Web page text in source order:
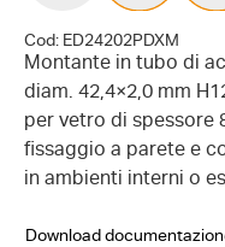
Cod: ED24202PDXM
Montante in tubo di
diam. 42,4×2,0 mm
per vetro di spessore
fissaggio a parete e
in ambienti interni o
Download